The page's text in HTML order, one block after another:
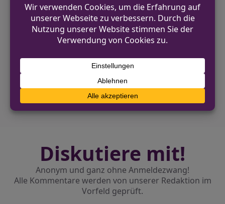
VORHERIGER BEITRAG
Autofahrer in Hagen mit gefälschtem
NÄCHSTER BEITRAG
Goldketten-Trick: Diebstahl bei Umarmung
Diskutiere mit!
Anonym und ganz ohne Anmeldezwang!
Alle Kommentare werden von unserer Redaktion im
Vorfeld geprüft.